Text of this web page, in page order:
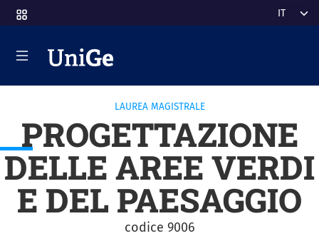
al contenuto principale Select
LAUREA MAGISTRALE
PROGETTAZIONE
DELLE AREE VERDI
E DEL PAESAGGIO
codice 9006